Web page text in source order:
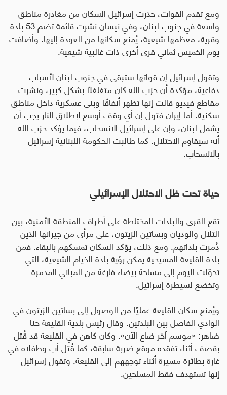
ومع تقدم القوات، حذرت إسرائيل السكان من مغادرة مناطق
واسعة في جنوب لبنان، وفي نيسان نشرت قائمة تضم 53 بلدة
وقرية، معظمها شيعية، يُمنع سكانها من العودة إليها. وأضافت
يوم الخميس ثماني قرى أخرى ذات غالبية شيعية.
وتقول إسرائيل إن قواتها ستبقى في جنوب لبنان لأسباب
دفاعية، مؤكدة أن حزب الله كان متغلغلًا بشكل كبير، ونشرت
مقاطع فيديو قالت إنها تظهر أنفاقًا وبنى عسكرية داخل مناطق
سكنية.أما إيران فتول إن أي وقف أوسع لإطلاق النار يجب أن
يشمل لبنان، وإن على إسرائيل الانسحاب، فيما يؤكد حزب الله
أنه سيقاوم الاحتلال. كما طالبت الحكومة اللبنانية إسرائيل
بالانسحاب.
حياة تحت ظل الاحتلال الإسرائيلي
تقع القرى والبلدات المختلطة على أطراف المنطقة الأمنية، بين
التلال والوديان وبساتين الزيتون، على مرأى من جيرانها الذين
دُمرت بلداتهم. ومع ذلك، يؤكد السكان تمسكهم بالبقاء. فمن
بلدة القليعة المسيحية يمكن رؤية بلدة الخيام الشيعية، التي
تحوّلت اليوم إلى مساحة بيضاء فارغة من المباني المدمرة
وتخضع لسيطرة إسرائيل.
ويُمنع سكان القليعة عمليًا من الوصول إلى بساتين الزيتون في
الوادي الفاصل بين البلدتين. وقال رئيس بلدية القليعة حنا
ضاهر: «موسم آخر ضاع الآن». وكان كاهن في القليعة قد قُتل
بقصف أثناء تفقده موقع ضربة سابقة، كما قُتل أب وطفلاه في
غارة بطائرة مسيرة أثناء توجههم إلى القليعة. وتقول إسرائيل
إنها تستهدف فقط المسلحين.